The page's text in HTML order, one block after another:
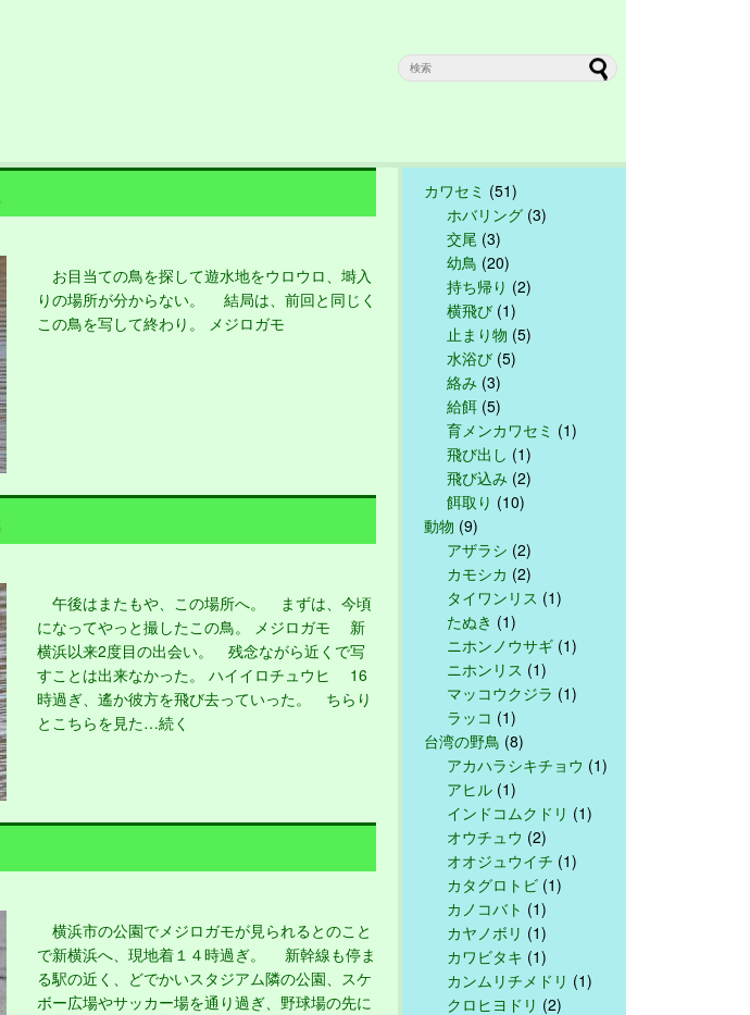
お目当ての鳥を探して遊水地をウロウロ、塒入
りの場所が分からない。 結局は、前回と同じく
この鳥を写して終わり。 メジロガモ
午後はまたもや、この場所へ。 まずは、今頃
になってやっと撮したこの鳥。 メジロガモ 新
横浜以来2度目の出会い。 残念ながら近くで写
すことは出来なかった。 ハイイロチュウヒ 16
時過ぎ、遙か彼方を飛び去っていった。 ちらり
とこちらを見た…続く
横浜市の公園でメジロガモが見られるとのこと
で新横浜へ、現地着１４時過ぎ。 新幹線も停ま
る駅の近く、どでかいスタジアム隣の公園、スケ
ボー広場やサッカー場を通り過ぎ、野球場の先に
カワセミ (51)
ホバリング (3)
交尾 (3)
幼鳥 (20)
持ち帰り (2)
横飛び (1)
止まり物 (5)
水浴び (5)
絡み (3)
給餌 (5)
育メンカワセミ (1)
飛び出し (1)
飛び込み (2)
餌取り (10)
動物 (9)
アザラシ (2)
カモシカ (2)
タイワンリス (1)
たぬき (1)
ニホンノウサギ (1)
ニホンリス (1)
マッコウクジラ (1)
ラッコ (1)
台湾の野鳥 (8)
アカハラシキチョウ (1)
アヒル (1)
インドコムクドリ (1)
オウチュウ (2)
オオジュウイチ (1)
カタグロトビ (1)
カノコバト (1)
カヤノボリ (1)
カワビタキ (1)
カンムリチメドリ (1)
クロヒヨドリ (2)